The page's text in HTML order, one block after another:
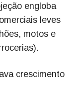
engloba
leves
motos e
crescimento